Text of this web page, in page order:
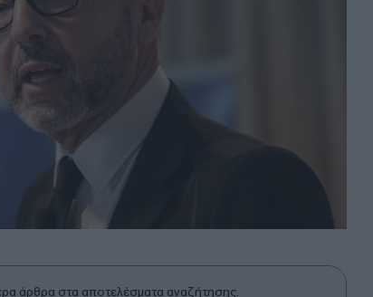
άρθρα στα αποτελέσματα αναζήτησης.